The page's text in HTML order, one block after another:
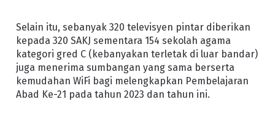
Selain itu, sebanyak 320 televisyen pintar diberikan
kepada 320 SAKJ sementara 154 sekolah agama
kategori gred C (kebanyakan terletak di luar bandar)
juga menerima sumbangan yang sama berserta
kemudahan WiFi bagi melengkapkan Pembelajaran
Abad Ke-21 pada tahun 2023 dan tahun ini.